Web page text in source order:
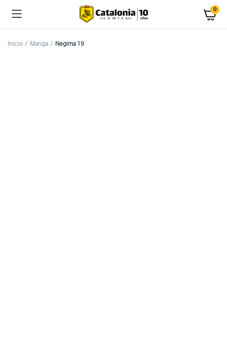
0
Inicio Manga Negima 19